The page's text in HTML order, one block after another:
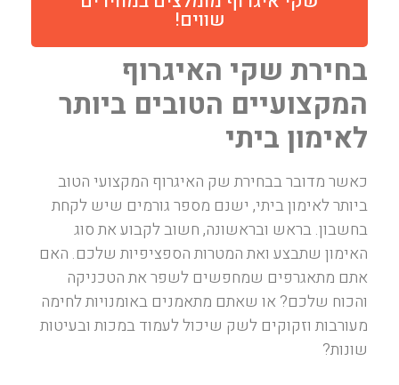
שווים!
בחירת שקי האיגרוף
המקצועיים הטובים ביותר
לאימון ביתי
כאשר מדובר בבחירת שק האיגרוף המקצועי הטוב
ביותר לאימון ביתי, ישנם מספר גורמים שיש לקחת
בחשבון. בראש ובראשונה, חשוב לקבוע את סוג
האימון שתבצע ואת המטרות הספציפיות שלכם. האם
אתם מתאגרפים שמחפשים לשפר את הטכניקה
והכוח שלכם? או שאתם מתאמנים באומנויות לחימה
מעורבות וזקוקים לשק שיכול לעמוד במכות ובעיטות
שונות?